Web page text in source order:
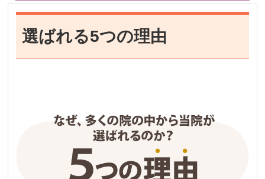
選ばれる5つの理由